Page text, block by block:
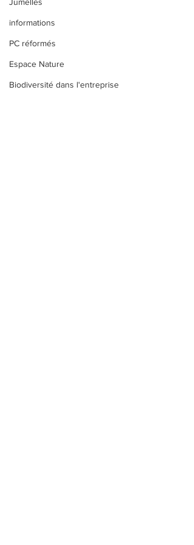
informations
PC réformés
Espace Nature
Biodiversité dans l'entreprise